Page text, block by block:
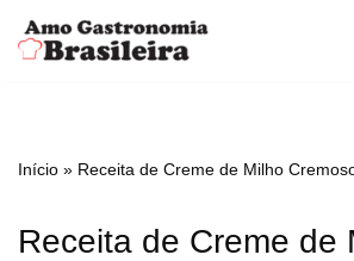
Pular
conteúdo
Início » Receita de Creme de Milho
Receita de Creme de